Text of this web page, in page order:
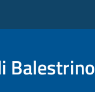
Balestrino